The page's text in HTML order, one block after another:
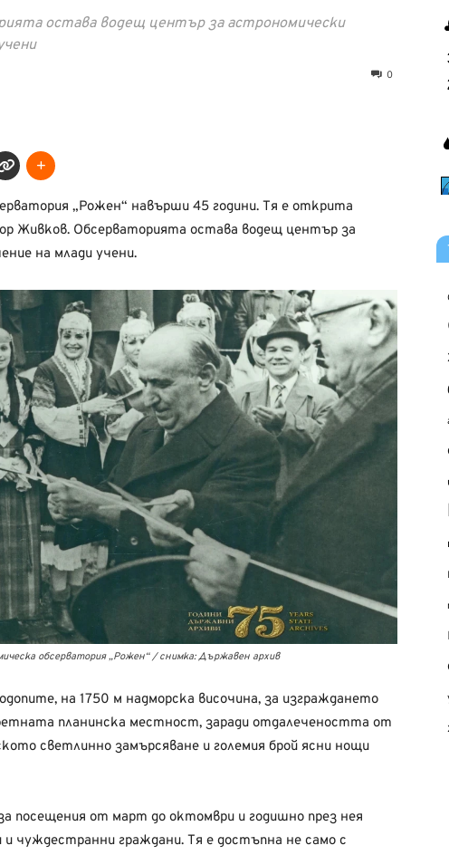
остава водещ център за астрономически
0
„Рожен“ навърши 45 години. Тя е открита
Живков. Обсерваторията остава водещ център за
на млади учени.
обсерватория „Рожен“ / снимка: Държавен архив
на 1750 м надморска височина, за изграждането
планинска местност, заради отдалечеността от
светлинно замърсяване и големия брой ясни нощи
посещения от март до октомври и годишно през нея
и чуждестранни граждани. Тя е достъпна не само с